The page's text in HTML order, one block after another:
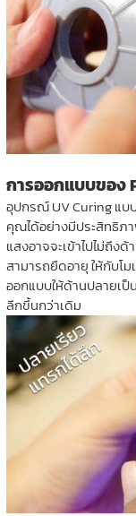
การออกแบบของ
อุปกรณ์ UV Curing แ
คุณได้อย่างมีประสิทธิภ
แสงอาจจะเข้าไปไม่ถึง
สามารถยืดอายุ ให้กับโ
ออกแบบให้ด้านปลายเป็
ลึกขึ้นกว่าเดิม